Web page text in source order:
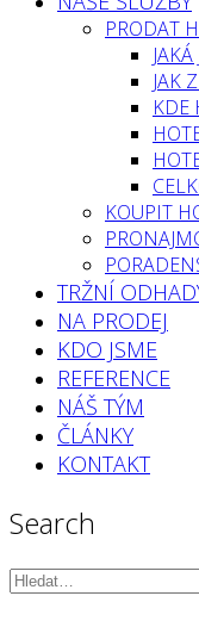
PRODAT
JAK
KDE
KOUPIT
TRŽNÍ
NA PRODEJ
KDO JSME
REFERENCE
NÁŠ TÝM
ČLÁNKY
KONTAKT
Search
Vyhledávání: